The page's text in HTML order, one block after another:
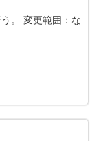
。 変更範囲：な